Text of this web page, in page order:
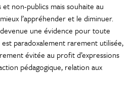
non-publics mais souhaite au
l’appréhender et le diminuer.
une évidence pour toute
paradoxalement rarement utilisée,
évitée au profit d’expressions
pédagogique, relation aux